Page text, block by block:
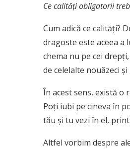
Ce calităţi obligatorii
Cum adică ce calităţi?
dragoste este aceea a
chema nu pe cei
de celelalte nouăzeci
În acest sens, există o
Poţi iubi pe cineva în
tău şi tu vezi în el,
Altfel vorbim despre